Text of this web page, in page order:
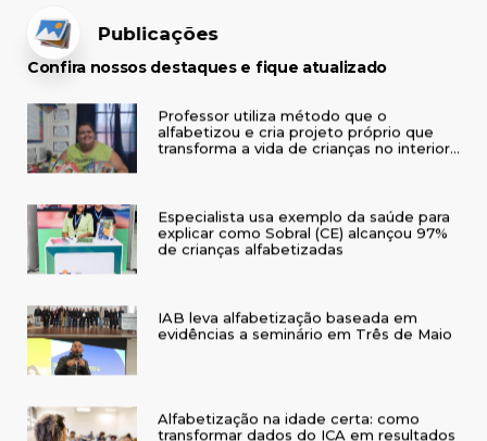
Publicações
Confira nossos destaques e fique atualizado
Professor utiliza método que o
alfabetizou e cria projeto próprio que
transforma a vida de crianças no interior
Especialista usa exemplo da saúde para
explicar como Sobral (CE) alcançou 97%
de crianças alfabetizadas
IAB leva alfabetização baseada em
evidências a seminário em Três de Maio
Alfabetização na idade certa: como
transformar dados do ICA em resultados